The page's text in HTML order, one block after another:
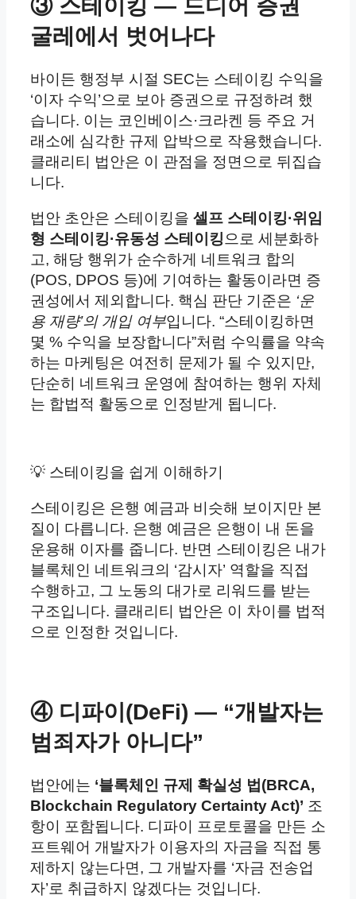
③ 스테이킹 — 드디어 증권
굴레에서 벗어나다
바이든 행정부 시절 SEC는 스테이킹 수익을
‘이자 수익’으로 보아 증권으로 규정하려 했
습니다. 이는 코인베이스·크라켄 등 주요 거
래소에 심각한 규제 압박으로 작용했습니다.
클래리티 법안은 이 관점을 정면으로 뒤집습
니다.
법안 초안은 스테이킹을 셀프 스테이킹·위임
형 스테이킹·유동성 스테이킹 으로 세분화하
고, 해당 행위가 순수하게 네트워크 합의
(POS, DPOS 등)에 기여하는 활동이라면 증
권성에서 제외합니다. 핵심 판단 기준은 ‘운
용 재량’의 개입 여부입니다. “스테이킹하면
몇 % 수익을 보장합니다”처럼 수익률을 약속
하는 마케팅은 여전히 문제가 될 수 있지만,
단순히 네트워크 운영에 참여하는 행위 자체
는 합법적 활동으로 인정받게 됩니다.
💡 스테이킹을 쉽게 이해하기
스테이킹은 은행 예금과 비슷해 보이지만 본
질이 다릅니다. 은행 예금은 은행이 내 돈을
운용해 이자를 줍니다. 반면 스테이킹은 내가
블록체인 네트워크의 ‘감시자’ 역할을 직접
수행하고, 그 노동의 대가로 리워드를 받는
구조입니다. 클래리티 법안은 이 차이를 법적
으로 인정한 것입니다.
④ 디파이(DeFi) — “개발자는
범죄자가 아니다”
법안에는 ‘블록체인 규제 확실성 법(BRCA,
Blockchain Regulatory Certainty Act)’ 조
항이 포함됩니다. 디파이 프로토콜을 만든 소
프트웨어 개발자가 이용자의 자금을 직접 통
제하지 않는다면, 그 개발자를 ‘자금 전송업
자’로 취급하지 않겠다는 것입니다.